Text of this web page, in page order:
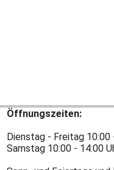
Öffnungszeiten:
Dienstag - Freitag 10:00
Samstag 10:00 - 14:00